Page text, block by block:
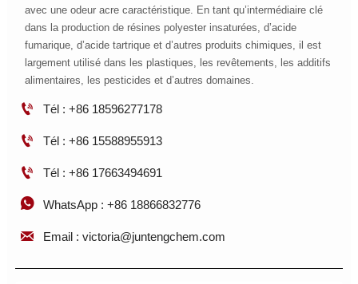
avec une odeur acre caractéristique. En tant qu’intermédiaire clé
dans la production de résines polyester insaturées, d’acide
fumarique, d’acide tartrique et d’autres produits chimiques, il est
largement utilisé dans les plastiques, les revêtements, les additifs
alimentaires, les pesticides et d’autres domaines.
 Tél : +86 18596277178
 Tél : +86 15588955913
 Tél : +86 17663494691
 WhatsApp : +86 18866832776
 Email : victoria@juntengchem.com